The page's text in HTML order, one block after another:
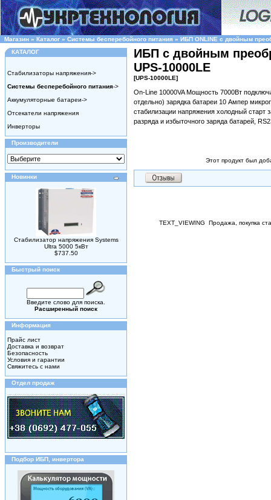
Магазин » Каталог » Системы бесперебойного питания » ИБП ONLINE c двойным
КАТАЛОГ
Стабилизаторы напряжения->
Системы бесперебойного питания->
Аккумуляторные батареи->
Отсекатели напряжения
Инверторы
Производители
Новинки
Стабилизатор напряжения Systems
Ultra 5000 5кВт
$737.50
Быстрый поиск
Введите слово для поиска.
Расширенный поиск
Информация
Прайс лист
Доставка и возврат
Безопасность
Условия и гарантии
Свяжитесь с нами
Отдел продаж
Подбор ИБП, инвертора
ИБП с двойным
UPS-10000LE
[UPS-10000LE]
On-Line 10000VA Мощность 7000Вт
отдельно) зарядка батареи 10 Ампер
стабилизации напряжения холодный старт
разряда и избыточного заряда батарей,
Этот продукт был
TEXT_VIEWING Продажа, покупка